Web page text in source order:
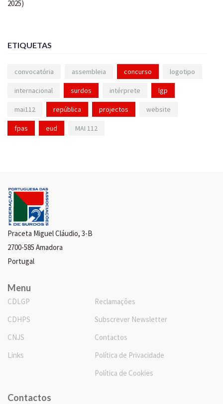
ETIQUETAS
convocatória assembleia concurso logotipo
internacional surdos intérprete lgp
mai112 república projectos website
fpas eud MAI 112
Praceta Miguel Cláudio, 3-B
2700-585 Amadora
Portugal
Menu
CDLGP
CDHPS
CNJS
Links
Reclamações
Subscrever Newsletter
Contactos
Política de Privacidade
Política de Cookies
Contactos